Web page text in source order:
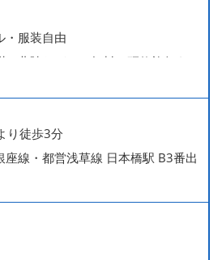
・服装自由
、北陸などへの無料の研修旅行あり
い食 あり
り徒歩3分
線・都営浅草線 日本橋駅 B3番出